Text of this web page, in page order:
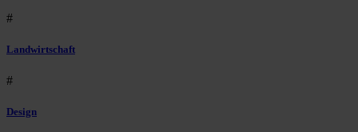
#
Landwirtschaft
#
Design